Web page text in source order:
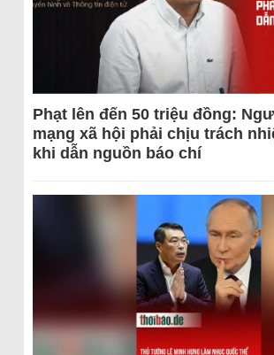
Phạt lên đến 50 triệu đồng:
mạng xã hội phải chịu trách
khi dẫn nguồn báo chí